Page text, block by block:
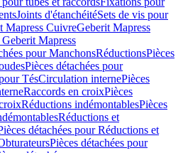
Joints d'étanchéitéSets de vis pour
Mapress CuivreGeberit Mapress
Geberit Mapress
pour ManchonsRéductionsPièces
Pièces détachées pour
TésCirculation internePièces
Raccords en croixPièces
Réductions indémontablesPièces
Réductions et
détachées pour Réductions et
Pièces détachées pour